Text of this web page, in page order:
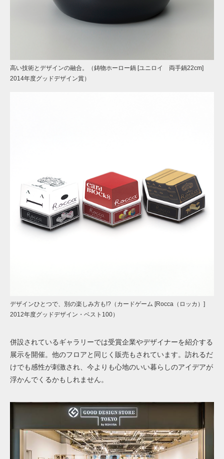
高い技術とデザインの融合。（鋳物ホーロー鍋 [ユニロイ 両手鍋22cm]
2014年度グッドデザイン賞）
デザインひとつで、別の楽しみ方も!?（カードゲーム [Rocca（ロッカ）]
2012年度グッドデザイン・ベスト100）
併設されているギャラリーでは受賞企業やデザイナーを紹介する
展示を開催。他のフロアと同じく販売もされています。訪れるだ
けでも感性が刺激され、今よりも心地のいい暮らしのアイデアが
浮かんでくるかもしれません。